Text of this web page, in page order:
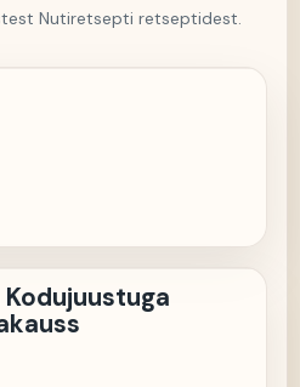
Nutiretsepti retseptidest.